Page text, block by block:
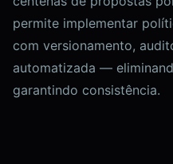
permite implementar
com versionamento,
automatizada —
garantindo consistência.